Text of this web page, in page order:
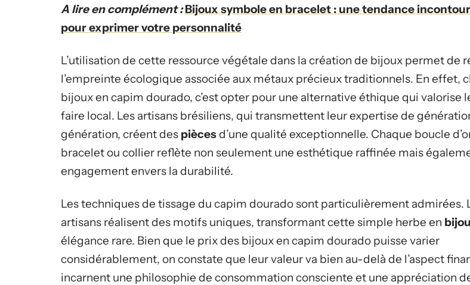
A lire en complément : Bijoux symbole en bracelet : une tendance
pour exprimer votre personnalité
L’utilisation de cette ressource végétale dans la création de bijoux permet de
l’empreinte écologique associée aux métaux précieux traditionnels. En effet,
bijoux en capim dourado, c’est opter pour une alternative éthique qui valorise
faire local. Les artisans brésiliens, qui transmettent leur expertise de
génération, créent des piècesd’une qualité exceptionnelle. Chaque boucle
bracelet ou collier reflète non seulement une esthétique raffinée mais
engagement envers la durabilité.
Les techniques de tissage du capim dourado sont particulièrement admirées.
artisans réalisent des motifs uniques, transformant cette simple herbe en
élégance rare. Bien que le prix des bijoux en capim dourado puisse varier
considérablement, on constate que leur valeur va bien au-delà de l’aspect
incarnent une philosophie de consommation consciente et une appréciation